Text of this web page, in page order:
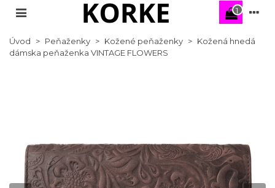
1
Úvod > Peňaženky > Kožené peňaženky > Kožená hnedá
dámska peňaženka VINTAGE FLOWERS